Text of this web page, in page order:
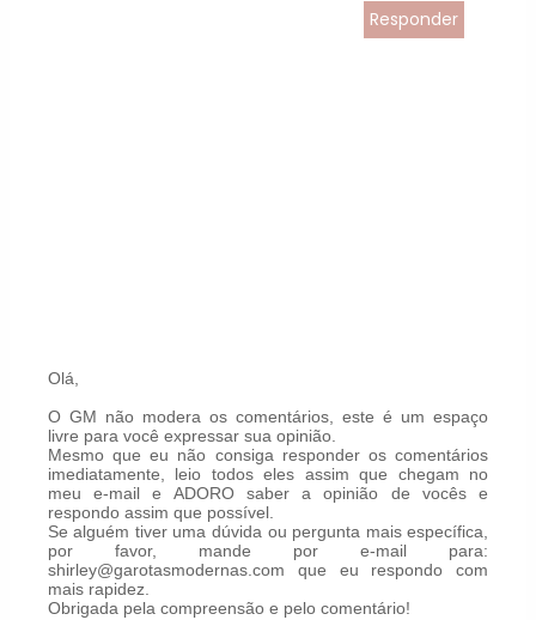
Responder
Olá,
O GM não modera os comentários, este é um espaço
livre para você expressar sua opinião.
Mesmo que eu não consiga responder os comentários
imediatamente, leio todos eles assim que chegam no
meu e-mail e ADORO saber a opinião de vocês e
respondo assim que possível.
Se alguém tiver uma dúvida ou pergunta mais específica,
por favor, mande por e-mail para:
shirley@garotasmodernas.com que eu respondo com
mais rapidez.
Obrigada pela compreensão e pelo comentário!